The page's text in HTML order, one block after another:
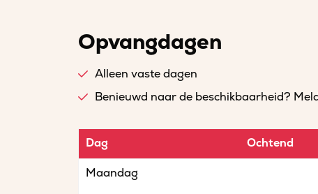
Opvangdagen
Alleen vaste dagen
Benieuwd naar de beschikbaarheid?
Dag Ochtend
Maandag